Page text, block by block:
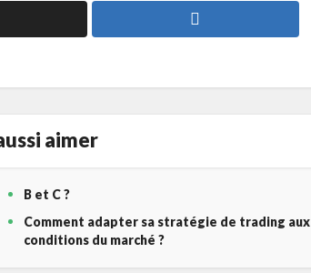
aimer
B et C ?
Comment adapter sa stratégie de trading aux
conditions du marché ?